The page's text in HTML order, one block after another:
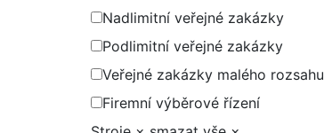
Nadlimitní veřejné zakázky
Podlimitní veřejné zakázky
Veřejné zakázky malého rozsahu
Firemní výběrové řízení